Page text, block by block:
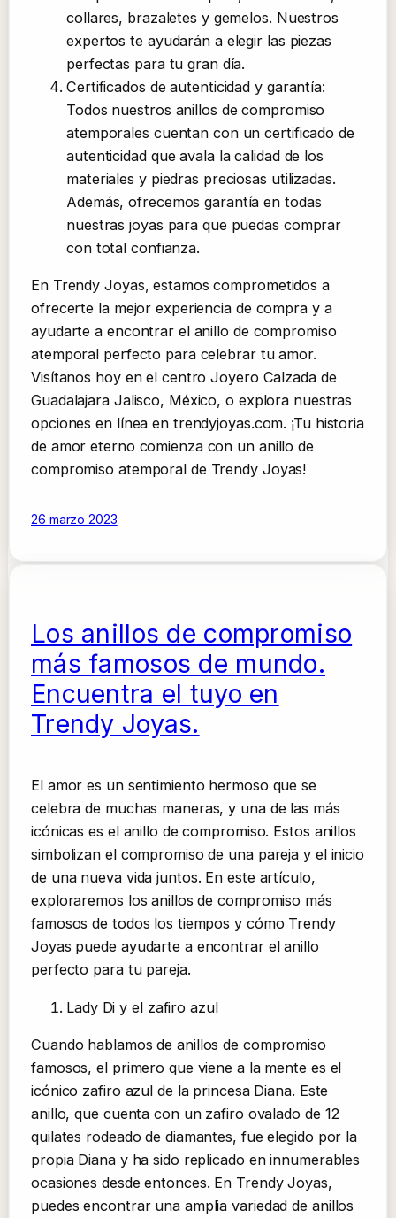
collares, brazaletes y gemelos. Nuestros
expertos te ayudarán a elegir las piezas
perfectas para tu gran día.
Certificados de autenticidad y garantía:
Todos nuestros anillos de compromiso
atemporales cuentan con un certificado de
autenticidad que avala la calidad de los
materiales y piedras preciosas utilizadas.
Además, ofrecemos garantía en todas
nuestras joyas para que puedas comprar
con total confianza.
En Trendy Joyas, estamos comprometidos a
ofrecerte la mejor experiencia de compra y a
ayudarte a encontrar el anillo de compromiso
atemporal perfecto para celebrar tu amor.
Visítanos hoy en el centro Joyero Calzada de
Guadalajara Jalisco, México, o explora nuestras
opciones en línea en trendyjoyas.com. ¡Tu historia
de amor eterno comienza con un anillo de
compromiso atemporal de Trendy Joyas!
26 marzo 2023
Los anillos de compromiso
más famosos de mundo.
Encuentra el tuyo en
Trendy Joyas.
El amor es un sentimiento hermoso que se
celebra de muchas maneras, y una de las más
icónicas es el anillo de compromiso. Estos anillos
simbolizan el compromiso de una pareja y el inicio
de una nueva vida juntos. En este artículo,
exploraremos los anillos de compromiso más
famosos de todos los tiempos y cómo Trendy
Joyas puede ayudarte a encontrar el anillo
perfecto para tu pareja.
Lady Di y el zafiro azul
Cuando hablamos de anillos de compromiso
famosos, el primero que viene a la mente es el
icónico zafiro azul de la princesa Diana. Este
anillo, que cuenta con un zafiro ovalado de 12
quilates rodeado de diamantes, fue elegido por la
propia Diana y ha sido replicado en innumerables
ocasiones desde entonces. En Trendy Joyas,
puedes encontrar una amplia variedad de anillos